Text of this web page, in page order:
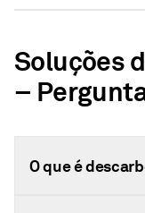
Soluções
–
O que é